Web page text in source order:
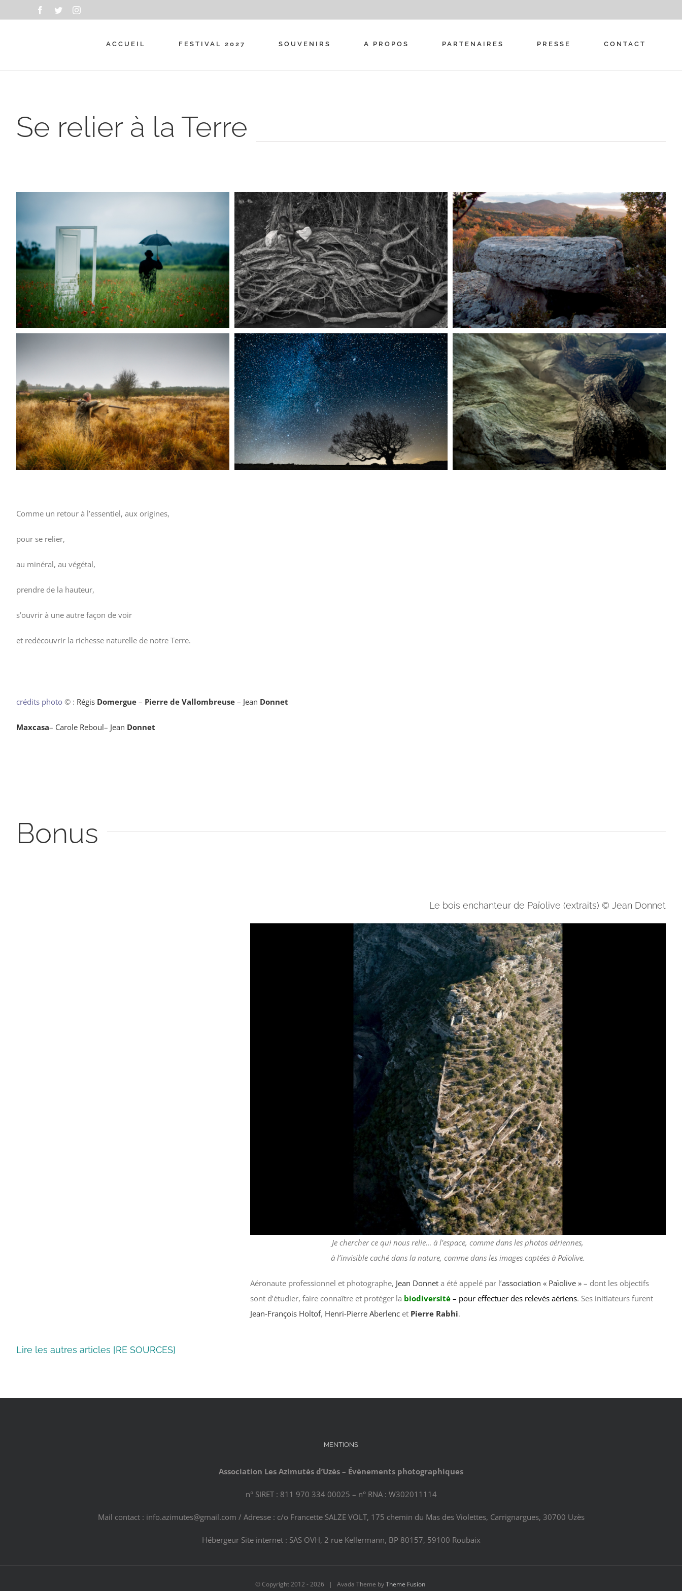
au
Facebook
TwitterInstagram
ACCUEIL FESTIVAL 2027 SOUVENIRS A PROPOS PARTENAIRES PRESSE CONTACT
Se relier à la Terre
Comme un retour à l’essentiel, aux origines,
pour se relier,
au minéral, au végétal,
prendre de la hauteur,
s’ouvrir à une autre façon de voir
et redécouvrir la richesse naturelle de notre Terre.
crédits photo © : Régis Domergue – Pierre de Vallombreuse – Jean Donnet
Maxcasa– Carole Reboul– Jean Donnet
Bonus
Le bois enchanteur de Païolive (extraits) © Jean Donnet
Je chercher ce qui nous relie… à l’espace, comme dans les photos aériennes,
à l’invisible caché dans la nature, comme dans les images captées à Païolive.
Aéronaute professionnel et photographe, Jean Donneta été appelé par l’association « Païolive »– dont les objectifs
sont d’étudier, faire connaître et protéger la biodiversité– pour effectuer des relevés aériens. Ses initiateurs furent
Jean-François Holtof, Henri-Pierre Aberlencet Pierre Rabhi.
Lire les autres articles [RE SOURCES]
MENTIONS
Association Les Azimutés d’Uzès – Évènements photographiques
n° SIRET : 811 970 334 00025 – n° RNA : W302011114
Mail contact : info.azimutes@gmail.com / Adresse : c/o Francette SALZE VOLT, 175 chemin du Mas des Violettes, Carrignargues, 30700 Uzès
Hébergeur Site internet : SAS OVH, 2 rue Kellermann, BP 80157, 59100 Roubaix
© Copyright 2012 -2026 | Avada Theme byTheme Fusion